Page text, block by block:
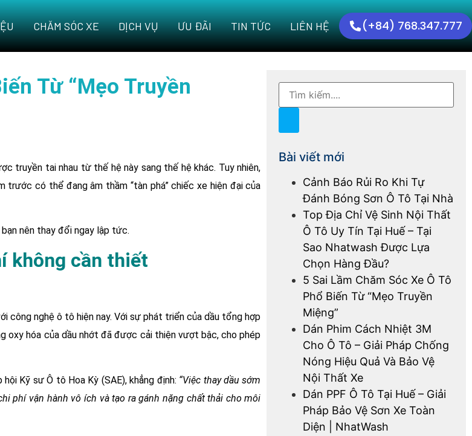
CHĂM SÓC XE DỊCH VỤ ƯU ĐÃI TIN TỨC LIÊN HỆ (+84) 768.347.777
Từ “Mẹo Truyền
truyền tai nhau từ thế hệ này sang thế hệ khác. Tuy nhiên,
có thể đang âm thầm “tàn phá” chiếc xe hiện đại của
nên thay đổi ngay lập tức.
không cần thiết
công nghệ ô tô hiện nay. Với sự phát triển của dầu tổng hợp
oxy hóa của dầu nhớt đã được cải thiện vượt bậc, cho phép
Kỹ sư Ô tô Hoa Kỳ (SAE), khẳng định: “Việc thay dầu sớm
phí vận hành vô ích và tạo ra gánh nặng chất thải cho môi
Bài viết mới
Cảnh Báo Rủi Ro Khi Tự
Đánh Bóng Sơn Ô Tô Tại Nhà
Top Địa Chỉ Vệ Sinh Nội Thất
Ô Tô Uy Tín Tại Huế – Tại
Sao Nhatwash Được Lựa
Chọn Hàng Đầu?
5 Sai Lầm Chăm Sóc Xe Ô Tô
Phổ Biến Từ “Mẹo Truyền
Miệng”
Dán Phim Cách Nhiệt 3M
Cho Ô Tô – Giải Pháp Chống
Nóng Hiệu Quả Và Bảo Vệ
Nội Thất Xe
Dán PPF Ô Tô Tại Huế – Giải
Pháp Bảo Vệ Sơn Xe Toàn
Diện | NhatWash